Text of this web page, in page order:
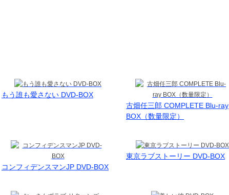
もう誰も愛さない DVD-BOX
古畑任三郎 COMPLETE Blu-ray
BOX（数量限定）
コンフィデンスマンJP DVD-BOX
東京ラブストーリー DVD-BOX